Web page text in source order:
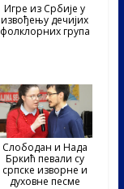
Игре из Србије у
извођењу дечијих
фолклорних група
Слободан и Нада
Бркић певали су
српске изворне и
духовне песме